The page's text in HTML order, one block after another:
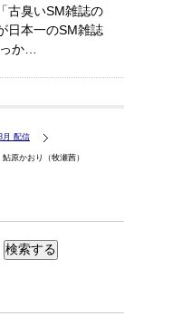
古臭いSM雑誌の
日本一のSM雑誌
か…
月 配信
原かおり（牧瀬茜）